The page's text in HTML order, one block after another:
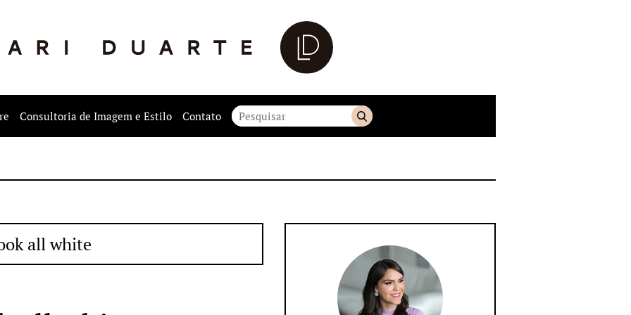
Consultoria de Imagem e Estilo Contato
all white